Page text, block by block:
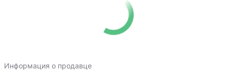
Информация о продавце